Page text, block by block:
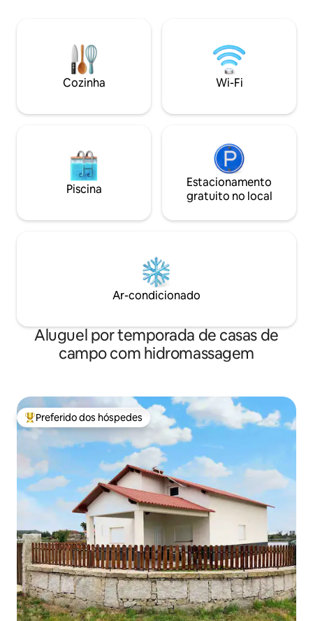
área oferece-lhe para provar a cozinha
que é caracterizada por suas carnes
ricas e legumes.
operação
descanso e
Cozinha Wi-Fi
Piscina
Estacionamento
gratuito no local
Ar-condicionado
Aluguel por temporada de casas de
campo com hidromassagem
Entre os melhores preferidos dos hóspedes
Preferido dos hóspedes